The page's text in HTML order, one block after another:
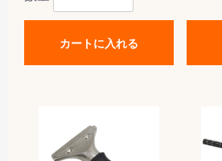
カートに入れる